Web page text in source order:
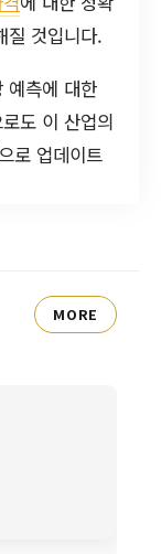
질 것입니다.
예측에 대한
도 이 산업의
로 업데이트
MORE